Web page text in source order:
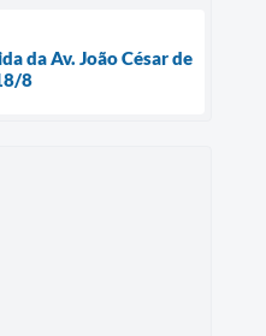
da Av. João César de
8